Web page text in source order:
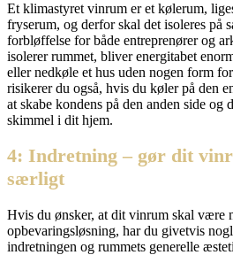
Et klimastyret vinrum er et kølerum,
fryserum, og derfor skal det isoleres på
forbløffelse for både entreprenører og
isolerer rummet, bliver energitabet
eller nedkøle et hus uden nogen form
risikerer du også, hvis du køler på den
at skabe kondens på den anden side og
skimmel i dit hjem.
4: Indretning – gør dit
særligt
Hvis du ønsker, at dit vinrum skal være
opbevaringsløsning, har du givetvis
indretningen og rummets generelle